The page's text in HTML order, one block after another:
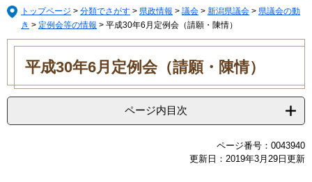
て
トップページ > 分類でさがす > 県政情報 > 議会 > 新潟県議会 > 県議会の動
き > 定例会等の情報 > 平成30年6月定例会（請願・陳情）
本
平成30年6月定例会（請願・陳情）
ページ内目次
ページ番号：0043940
更新日：2019年3月29日更新